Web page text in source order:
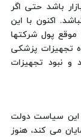
باشد حتی اگر
اکنون با این
پول شرکتها
تجهیزات پزشکی
و نبود تجهیزات
این سیاست دولت
می کند، هنوز